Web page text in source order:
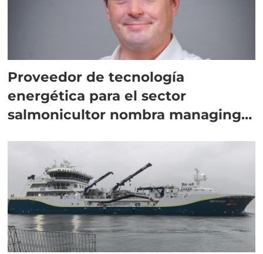
Proveedor de tecnología
energética para el sector
salmonicultor nombra managing